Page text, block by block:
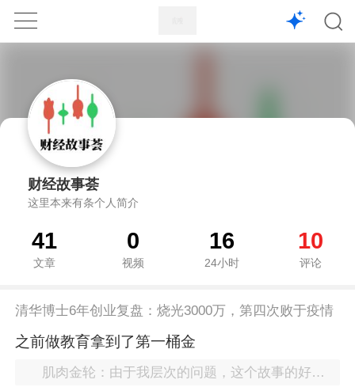
1X
财经故事荟
这里本来有条个人简介
41
文章
0
视频
16
24小时
10
评论
清华博士6年创业复盘：烧光3000万，第四次败于疫情
之前做教育拿到了第一桶金
肌肉金轮：由于我层次的问题，这个故事的好几个地方我理解不了：第一次创业的本金哪来的？怎么就成COO了？和老婆的茶店哪来的？三件事都不像小老百姓的事儿啊。